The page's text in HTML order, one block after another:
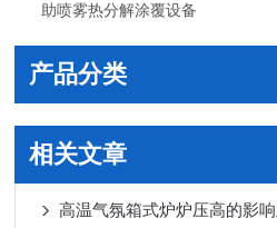
助喷雾热分解涂覆设备
产品分类
相关文章
高温气氛箱式炉炉压高的影